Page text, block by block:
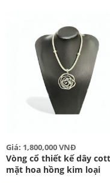
Giá: 1,800,000 VNĐ
Vòng cổ thiết kế dây
mặt hoa hồng kim loại